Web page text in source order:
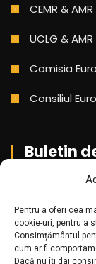
Pentru a oferi cea
cookie-uri, pentru a
Consimțământul
cum ar fi
Dacă nu îți dai
CEMR & AMR
UCLG & AMR
Comisia
Consiliul
Buletin
Aboneaza-te
noastra!